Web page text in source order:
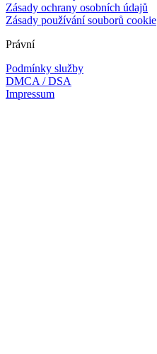
Zásady ochrany osobních údajů
Zásady používání souborů cookie
Právní
Podmínky služby
DMCA / DSA
Impressum